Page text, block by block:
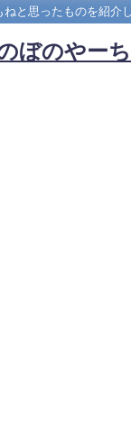
ねと思ったものを紹介
ぼのやー